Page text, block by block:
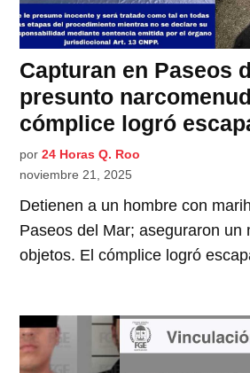
Capturan en Paseos
presunto
cómplice logró
por 24 Horas Q. Roo
noviembre 21, 2025
Detienen a un hombre con
Paseos del Mar; aseguraron un
objetos. El cómplice logró